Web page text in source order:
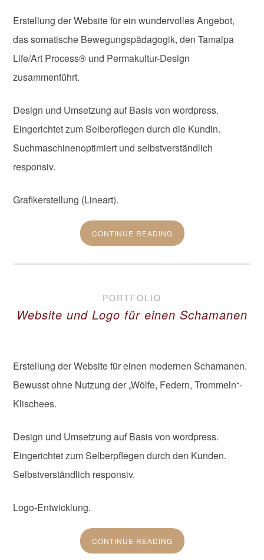
Erstellung der Website für ein wundervolles Angebot,
das somatische Bewegungspädagogik, den Tamalpa
Life/Art Process® und Permakultur-Design
zusammenführt.
Design und Umsetzung auf Basis von wordpress.
Eingerichtet zum Selberpflegen durch die Kundin.
Suchmaschinenoptimiert und selbstverständlich
responsiv.
Grafikerstellung (Lineart).
CONTINUE READING
PORTFOLIO
Website und Logo für einen Schamanen
Erstellung der Website für einen modernen Schamanen.
Bewusst ohne Nutzung der „Wölfe, Federn, Trommeln“-
Klischees.
Design und Umsetzung auf Basis von wordpress.
Eingerichtet zum Selberpflegen durch den Kunden.
Selbstverständlich responsiv.
Logo-Entwicklung.
CONTINUE READING